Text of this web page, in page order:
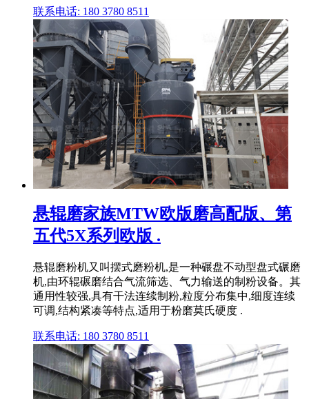
联系电话: 180 3780 8511
悬辊磨家族MTW欧版磨高配版、第
五代5X系列欧版 .
悬辊磨粉机又叫摆式磨粉机,是一种碾盘不动型盘式碾磨
机,由环辊碾磨结合气流筛选、气力输送的制粉设备。其
通用性较强,具有干法连续制粉,粒度分布集中,细度连续
可调,结构紧凑等特点,适用于粉磨莫氏硬度 .
联系电话: 180 3780 8511